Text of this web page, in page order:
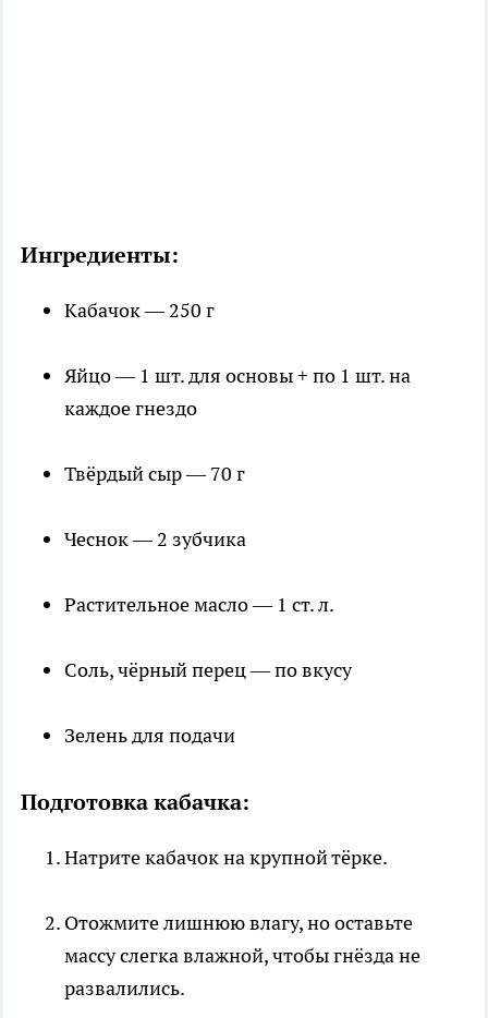
Ингредиенты:
Кабачок — 250 г
Яйцо — 1 шт. для основы + по 1 шт. на
каждое гнездо
Твёрдый сыр — 70 г
Чеснок — 2 зубчика
Растительное масло — 1 ст. л.
Соль, чёрный перец — по вкусу
Зелень для подачи
Подготовка кабачка:
Натрите кабачок на крупной тёрке.
Отожмите лишнюю влагу, но оставьте
массу слегка влажной, чтобы гнёзда не
развалились.